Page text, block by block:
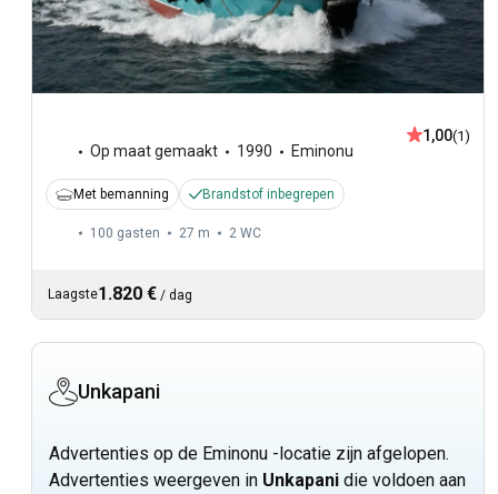
Op maat gemaakt 1990 Eminonu
1,00(1)
Met bemanning Brandstof inbegrepen
100 gasten 27 m 2 WC
Laagste1.820 € / dag
Unkapani
Advertenties op de Eminonu -locatie zijn afgelopen.
Advertenties weergeven in Unkapani die voldoen aan